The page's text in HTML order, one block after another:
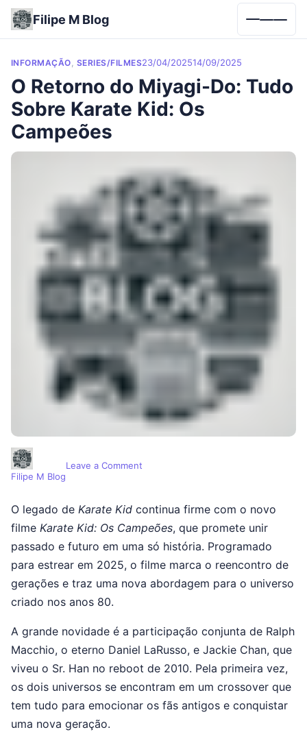
Filipe M Blog Menu
Categories
INFORMAÇÃO SERIES/FILMESPosted on
23/04/202514/09/2025
O Retorno do Miyagi-Do: Tudo
Sobre Karate Kid: Os
Campeões
Filipe M Blog
Leave a Comment
O legado de Karate Kid continua firme com o novo
filme Karate Kid: Os Campeões, que promete unir
passado e futuro em uma só história. Programado
para estrear em 2025, o filme marca o reencontro de
gerações e traz uma nova abordagem para o universo
criado nos anos 80.
A grande novidade é a participação conjunta de Ralph
Macchio, o eterno Daniel LaRusso, e Jackie Chan, que
viveu o Sr. Han no reboot de 2010. Pela primeira vez,
os dois universos se encontram em um crossover que
tem tudo para emocionar os fãs antigos e conquistar
uma nova geração.